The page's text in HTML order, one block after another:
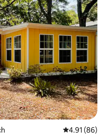
Calificación
4.91 (86)